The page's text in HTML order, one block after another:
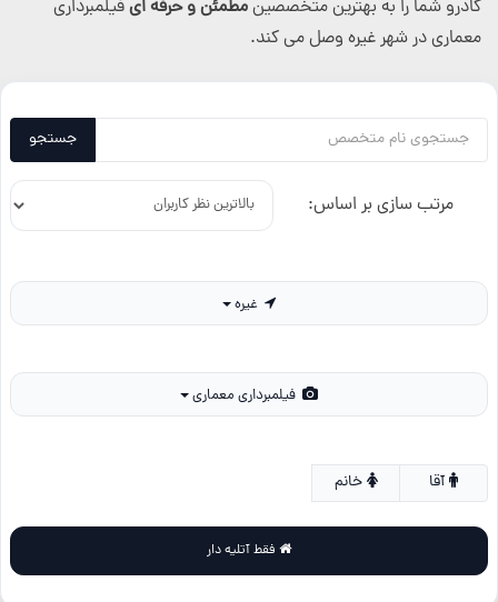
کادرو شما را به بهترین متخصصینمطمئن و حرفه ایفیلمبرداری
معماری در شهر غیره وصل می کند.
جستجو
مرتب سازی بر اساس:
خانم